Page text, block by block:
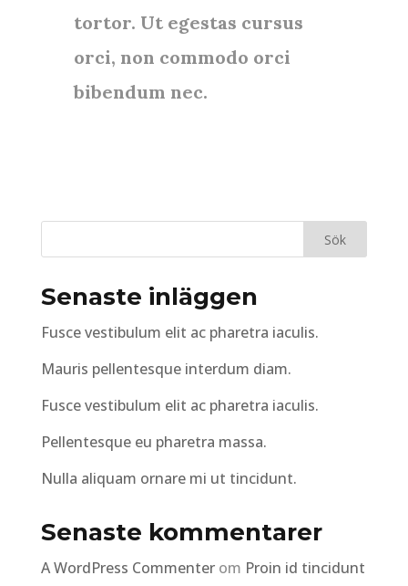
tortor. Ut egestas cursus
orci, non commodo orci
bibendum nec.
Senaste inläggen
Fusce vestibulum elit ac pharetra iaculis.
Mauris pellentesque interdum diam.
Fusce vestibulum elit ac pharetra iaculis.
Pellentesque eu pharetra massa.
Nulla aliquam ornare mi ut tincidunt.
Senaste kommentarer
A WordPress Commenterom Proin id tincidunt